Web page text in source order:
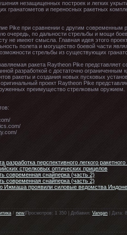
незащищенных построек и легких
гранатометов и переносных ракетных
Pike при сравнении с другим
очередь, по дальности стрельбы и мощи
не имеют смысла. Главная идея этого
полета и могущество боевой части
стрельбы из существующих
ракета Raytheon Pike представляет
разработкой с достаточно
ракеты и создания новых пусковых
оригинальный проект Raytheon Pike
преимущество стрелковым оружием.
разработка перспективного легкого
стрелковых оптических прицелов
современная снайперка (часть 2)
современная снайперка (часть 2)
Ижмаша проявили силовые ведомства
/ new |Просмотров: 1 350 | Добавил: Vangan | Дата: